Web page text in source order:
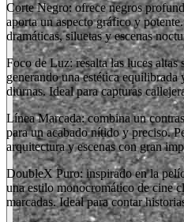
Corte Negro: ofrece negros
aporta un aspecto gráfico y
dramáticas, siluetas y escenas
Foco de Luz: resalta las luces altas
generando una estética equilibrada
diurnas. Ideal para capturas
Línea Marcada: combina un
para un acabado nítido y preciso.
arquitectura y escenas con gran
DoubleX Puro: inspirado en la
una estilo monocromático de cine
marcadas. Ideal para contar